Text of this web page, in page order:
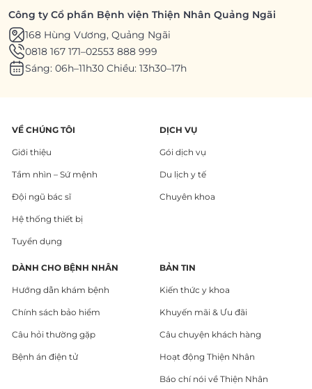
Công ty Cổ phần Bệnh viện Thiện Nhân Quảng Ngãi
168 Hùng Vương, Quảng Ngãi
0818 167 171–02553 888 999
Sáng: 06h–11h30 Chiều: 13h30–17h
VỀ CHÚNG TÔI
Giới thiệu
Tầm nhìn – Sứ mệnh
Đội ngũ bác sĩ
Hệ thống thiết bị
Tuyển dụng
DỊCH VỤ
Gói dịch vụ
Du lịch y tế
Chuyên khoa
DÀNH CHO BỆNH NHÂN
Hướng dẫn khám bệnh
Chính sách bảo hiểm
Câu hỏi thường gặp
Bệnh án điện tử
BẢN TIN
Kiến thức y khoa
Khuyến mãi & Ưu đãi
Câu chuyện khách hàng
Hoạt động Thiện Nhân
Báo chí nói về Thiện Nhân